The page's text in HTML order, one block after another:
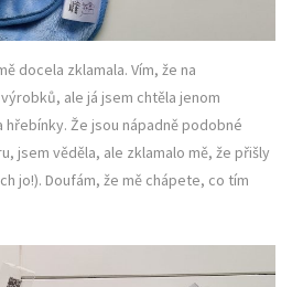
docela zklamala. Vím, že na
ale já jsem chtěla jenom
Že jsou nápadně podobné
jsem věděla, ale zklamalo mě, že přišly
jo!). Doufám, že mě chápete, co tím